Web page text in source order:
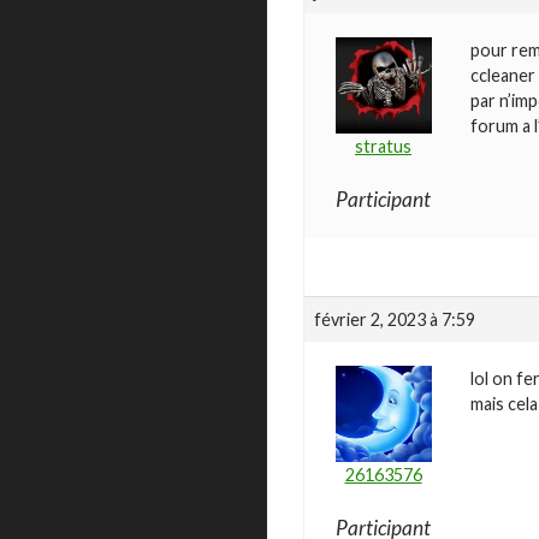
stratus
Participant
pour
ccleaner
par
forum a
février 2, 2023 à 7:59
26163576
Participant
lol on
mais